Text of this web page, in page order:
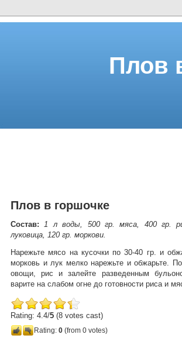
Плов
Плов в горшочке
Состав:1 л воды, 500 гр. мяса, 400 гр.
луковица, 120 гр. моркови.
Нарежьте мясо на кусочки по 30-40 гр. и
морковь и лук мелко нарежьте и обжарьте.
овощи, рис и залейте разведенным
варите на слабом огне до готовности риса и
Rating: 4.4/5 (8 votes cast)
Rating: 0 (from 0 votes)